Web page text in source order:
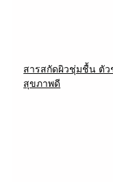
สารสกัดผิวชุ่มชื้น ตั
สุขภาพดี